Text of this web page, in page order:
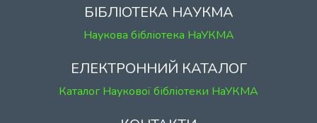
БІБЛІОТЕКА НАУКМА
Наукова бібліотека НаУКМА
ЕЛЕКТРОННИЙ КАТАЛОГ
Каталог Наукової бібліотеки НаУКМА